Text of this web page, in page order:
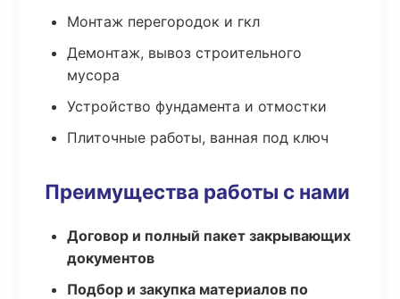
Монтаж перегородок и гкл
Демонтаж, вывоз строительного
мусора
Устройство фундамента и отмостки
Плиточные работы, ванная под ключ
Преимущества работы с нами
Договор и полный пакет закрывающих
документов
Подбор и закупка материалов по